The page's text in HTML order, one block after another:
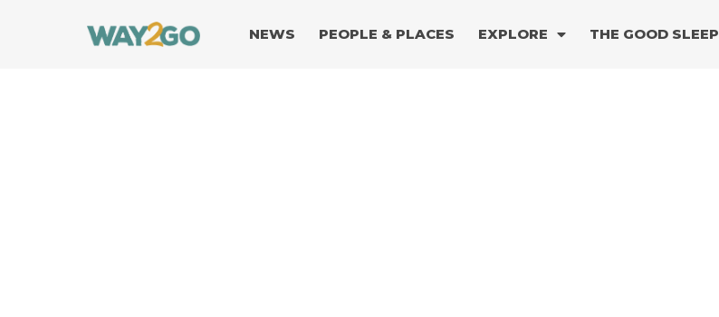
NEWS PEOPLE & PLACES EXPLORE THE GOOD SLEEP